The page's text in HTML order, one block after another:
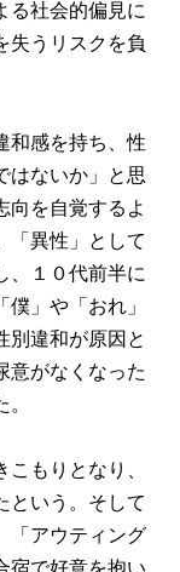
る社会的偏見に
失うリスクを負
和感を持ち、性
はないか」と思
向を自覚するよ
「異性」として
、１０代前半に
」や「おれ」
別違和が原因と
意がなくなった
もりとなり、
という。そして
「アウティング
宿で好意を抱い